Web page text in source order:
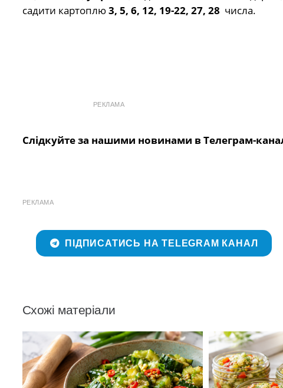
садити картоплю3, 5, 6, 12, 19-22, 27, 28 числа.
РЕКЛАМА
Слідкуйте за нашими новинами в Телеграм-
РЕКЛАМА
ПІДПИСАТИСЬ НА TELEGRAM КАНАЛ
Схожі матеріали